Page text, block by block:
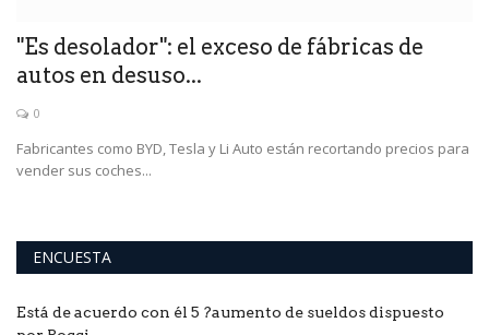
"Es desolador": el exceso de fábricas de
autos en desuso...
0
Fabricantes como BYD, Tesla y Li Auto están recortando precios para
vender sus coches...
ENCUESTA
Está de acuerdo con él 5 ?aumento de sueldos dispuesto